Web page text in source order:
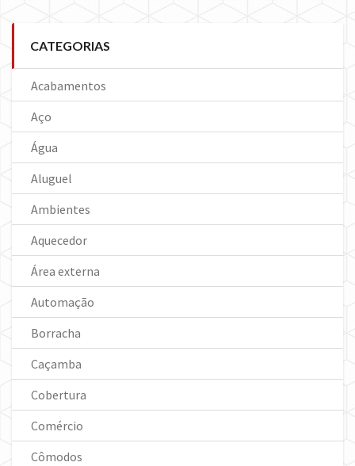
CATEGORIAS
Acabamentos
Aço
Água
Aluguel
Ambientes
Aquecedor
Área externa
Automação
Borracha
Caçamba
Cobertura
Comércio
Cômodos